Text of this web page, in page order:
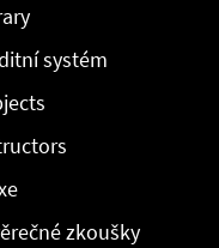
systém
zkoušky